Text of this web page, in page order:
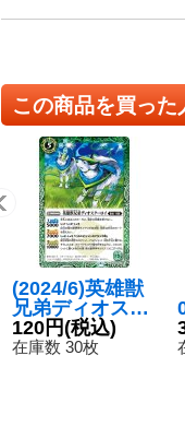
この商品を買っ
(2024/6)英雄獣
兄弟ディオスク
ーロイ(Xレア仕
様/LM2024収録)
120円(税込)
在庫数 30枚